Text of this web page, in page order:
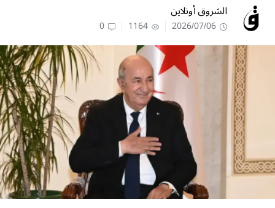
الشروق أونلاين
2026/07/06
1164
0